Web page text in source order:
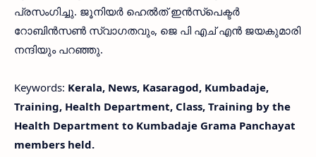
പ്രസംഗിച്ചു. ജൂനിയർ ഹെൽത് ഇൻസ്പെക്ടർ
റോബിൻസൺ സ്വാഗതവും, ജെ പി എച് എൻ ജയകുമാരി
നന്ദിയും പറഞ്ഞു.
Keywords: Kerala, News, Kasaragod, Kumbadaje,
Training, Health Department, Class, Training by the
Health Department to Kumbadaje Grama Panchayat
members held.